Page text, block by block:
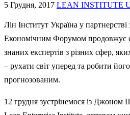
5 Грудня, 2017 LEAN INSTITUTE
Лін Інститут Україна у
Економічним Форумом продовжує
знаних експертів з різних сфер,
– рухати світ уперед та робити
прогнозованим.
12 грудня зустрінемося із